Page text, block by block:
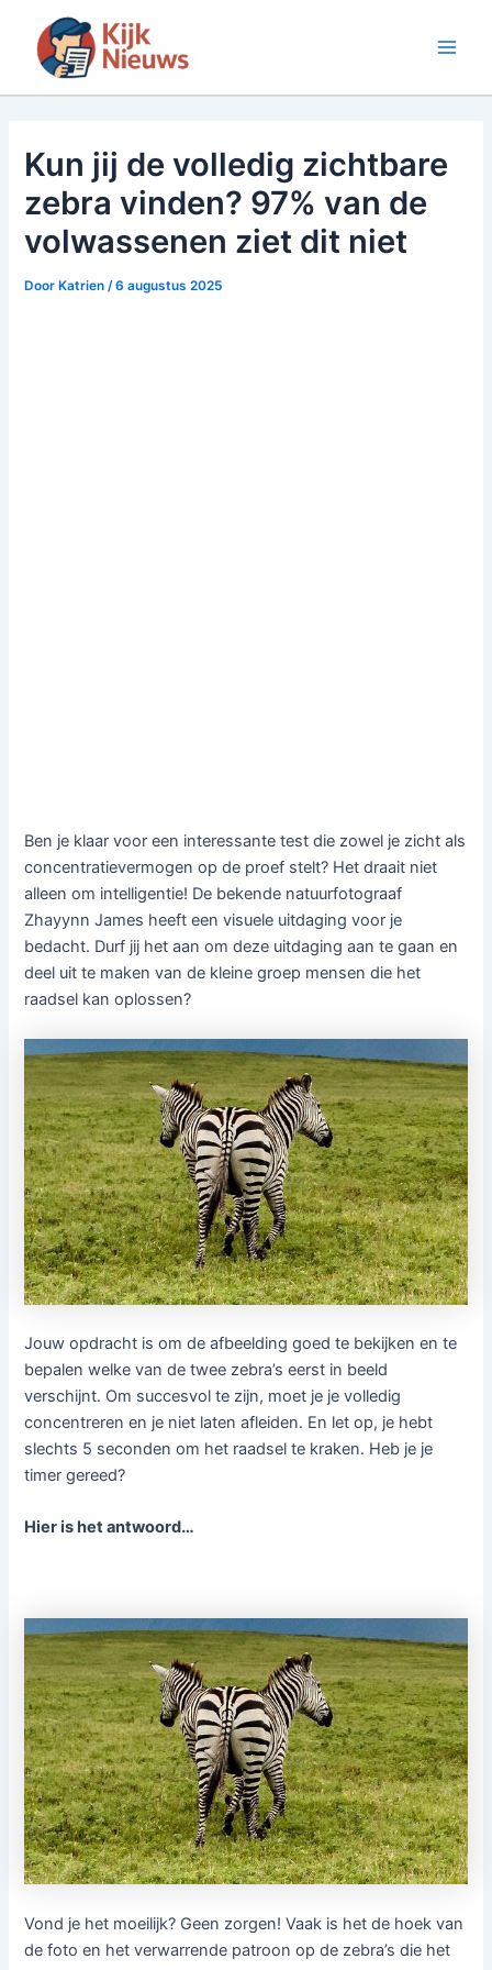
inhoud
Kun jij de volledig zichtbare
zebra vinden? 97% van de
volwassenen ziet dit niet
Door Katrien/6 augustus 2025
Ben je klaar voor een interessante test die zowel je zicht als
concentratievermogen op de proef stelt? Het draait niet
alleen om intelligentie! De bekende natuurfotograaf
Zhayynn James heeft een visuele uitdaging voor je
bedacht. Durf jij het aan om deze uitdaging aan te gaan en
deel uit te maken van de kleine groep mensen die het
raadsel kan oplossen?
Jouw opdracht is om de afbeelding goed te bekijken en te
bepalen welke van de twee zebra’s eerst in beeld
verschijnt. Om succesvol te zijn, moet je je volledig
concentreren en je niet laten afleiden. En let op, je hebt
slechts 5 seconden om het raadsel te kraken. Heb je je
timer gereed?
Hier is het antwoord…
Vond je het moeilijk? Geen zorgen! Vaak is het de hoek van
de foto en het verwarrende patroon op de zebra’s die het